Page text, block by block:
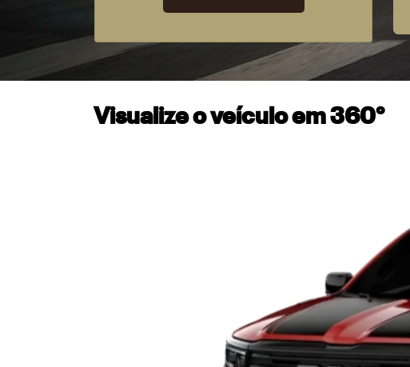
Visualize o veículo em 360°